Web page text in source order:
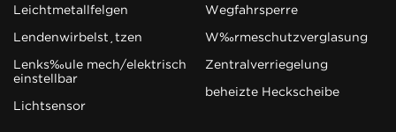
Leichtmetallfelgen
Lendenwirbelstützen
Lenksäule mech/elektrisch
einstellbar
Lichtsensor
Wegfahrsperre
Wärmeschutzverglasung
Zentralverriegelung
beheizte Heckscheibe